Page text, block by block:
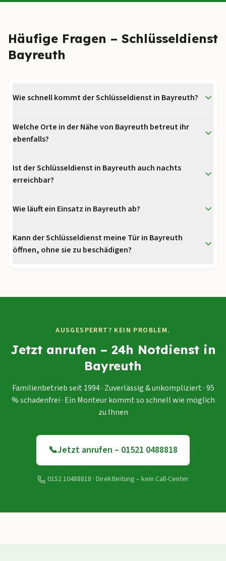
Häufige Fragen – Schlüsseldienst
Bayreuth
Wie schnell kommt der Schlüsseldienst in Bayreuth?
Welche Orte in der Nähe von Bayreuth betreut ihr
ebenfalls?
Ist der Schlüsseldienst in Bayreuth auch nachts
erreichbar?
Wie läuft ein Einsatz in Bayreuth ab?
Kann der Schlüsseldienst meine Tür in Bayreuth
öffnen, ohne sie zu beschädigen?
AUSGESPERRT? KEIN PROBLEM.
Jetzt anrufen – 24h Notdienst in
Bayreuth
Familienbetrieb seit 1994 · Zuverlässig & unkompliziert · 95
% schadenfrei · Ein Monteur kommt so schnell wie möglich
zu Ihnen
📞Jetzt anrufen – 01521 0488818
0152 10488818 · Direktleitung – kein Call-Center